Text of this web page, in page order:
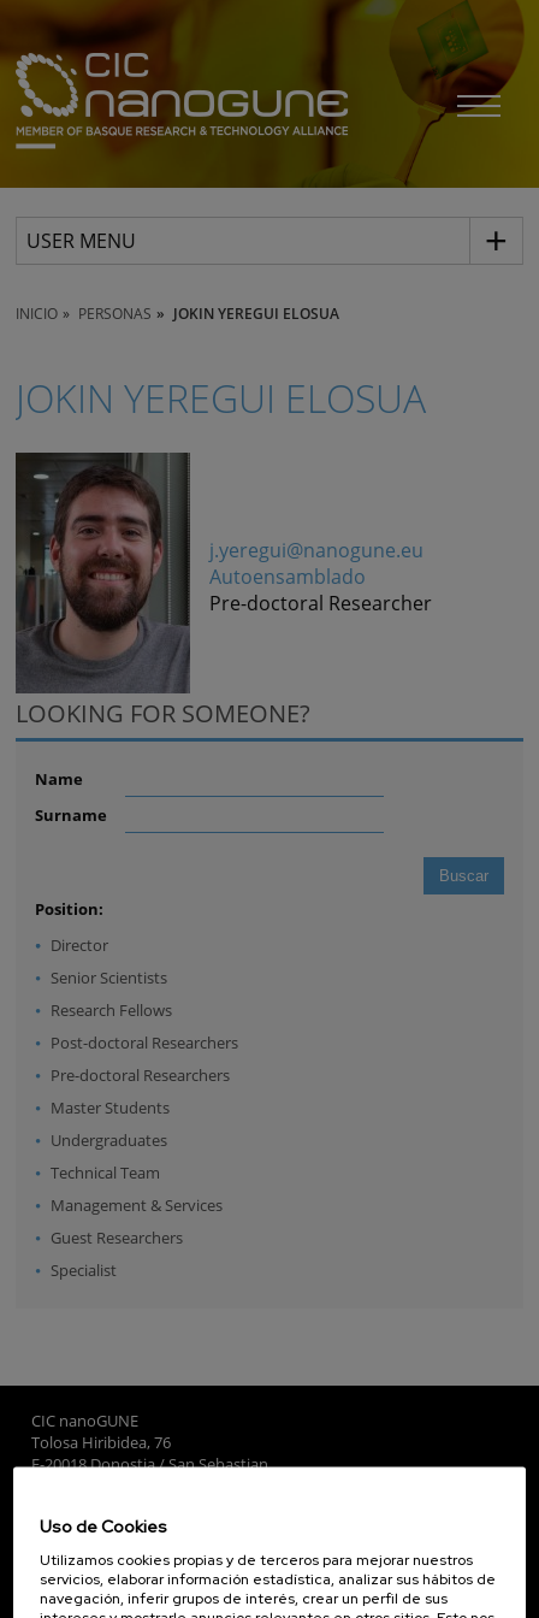
USER MENU
INICIO PERSONAS JOKIN YEREGUI ELOSUA
JOKIN YEREGUI ELOSUA
j.yeregui@nanogune.eu
Autoensamblado
Pre-doctoral Researcher
LOOKING FOR SOMEONE?
Name
Surname
Position:
Director
Senior Scientists
Research Fellows
Post-doctoral Researchers
Pre-doctoral Researchers
Master Students
Undergraduates
Technical Team
Management & Services
Guest Researchers
Specialist
CIC nanoGUNE
Tolosa Hiribidea, 76
E-20018 Donostia / San Sebastian
Subscribe to our Newsletter
nanoGUNE
Uso de Cookies
Utilizamos cookies propias y de terceros para mejorar nuestros
servicios, elaborar información estadística, analizar sus hábitos de
navegación, inferir grupos de interés, crear un perfil de sus